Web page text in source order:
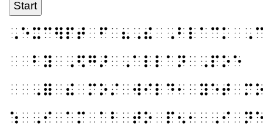
Start
⠀⠀⠃⠽⠀⠠⠫⠛⠜⠀⠠⠁⠇⠇⠁⠝⠀⠠⠏⠕⠑